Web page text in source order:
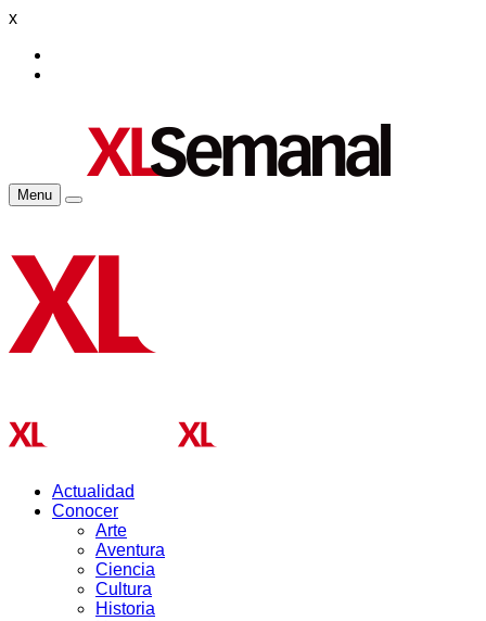
x
Menu
Actualidad
Conocer
Arte
Aventura
Ciencia
Cultura
Historia